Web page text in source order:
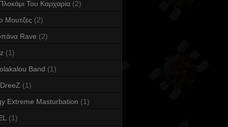
Του Καρχαρία (2)
Μουτζες (2)
Rave (2)
(1)
Band (1)
(1)
Extreme Masturbation (1)
(1)